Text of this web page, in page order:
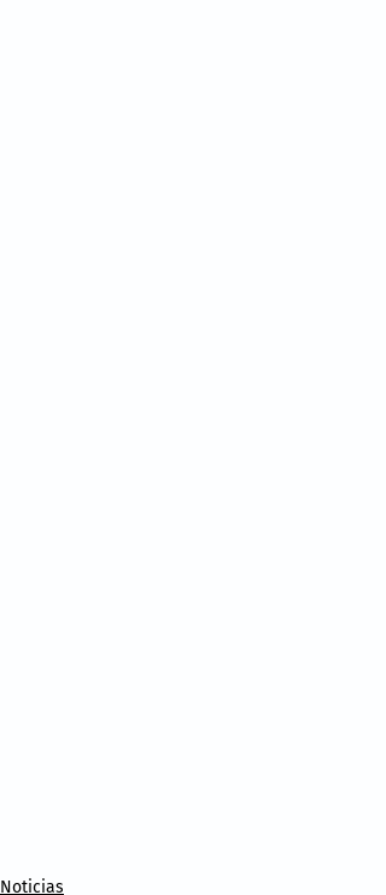
Noticias